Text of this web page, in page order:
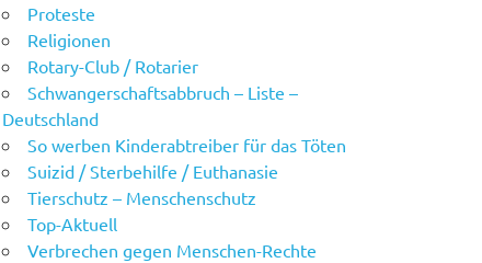
Proteste
Religionen
Rotary-Club / Rotarier
Schwangerschaftsabbruch – Liste –
Deutschland
So werben Kinderabtreiber für das Töten
Suizid / Sterbehilfe / Euthanasie
Tierschutz – Menschenschutz
Top-Aktuell
Verbrechen gegen Menschen-Rechte